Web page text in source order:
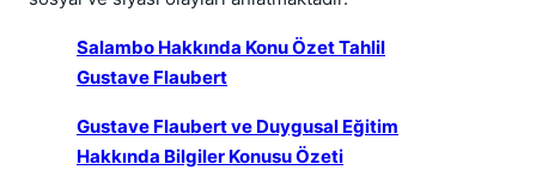
Salambo Hakkında Konu Özet Tahlil
Gustave Flaubert
Gustave Flaubert ve Duygusal Eğitim
Hakkında Bilgiler Konusu Özeti